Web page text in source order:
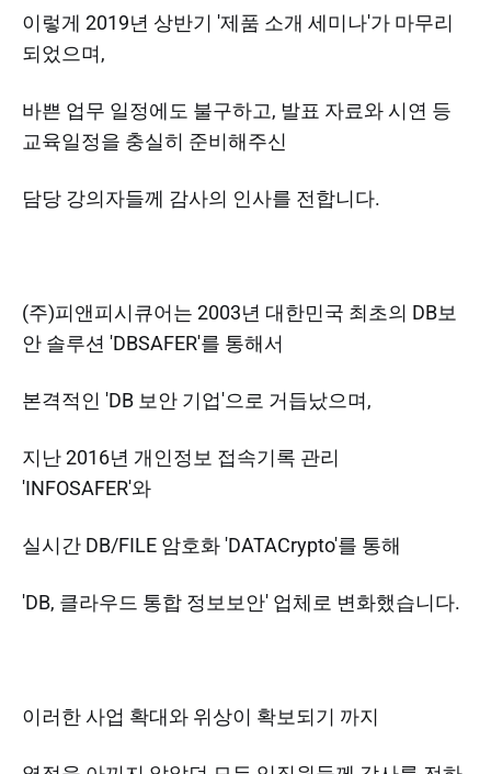
이렇게 2019년 상반기 '제품 소개 세미나'가 마무리
되었으며,
바쁜 업무 일정에도 불구하고, 발표 자료와 시연 등
교육일정을 충실히 준비해주신
담당 강의자들께 감사의 인사를 전합니다.
(주)피앤피시큐어는 2003년 대한민국 최초의 DB보
안 솔루션 'DBSAFER'를 통해서
본격적인 'DB 보안 기업'으로 거듭났으며,
지난 2016년 개인정보 접속기록 관리
'INFOSAFER'와
실시간 DB/FILE 암호화 'DATACrypto'를 통해
'DB, 클라우드 통합 정보보안' 업체로 변화했습니다.
이러한 사업 확대와 위상이 확보되기 까지